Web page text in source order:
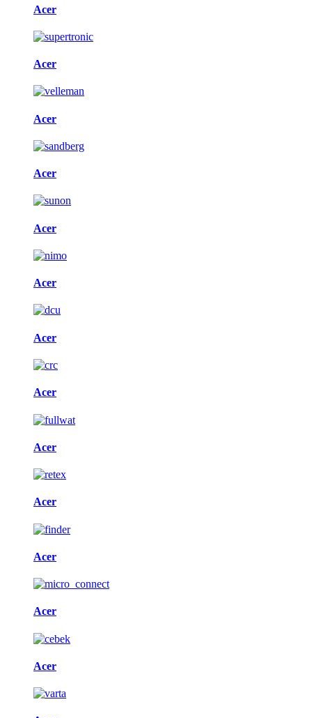
Acer
Acer
Acer
Acer
Acer
Acer
Acer
Acer
Acer
Acer
Acer
Acer
Acer